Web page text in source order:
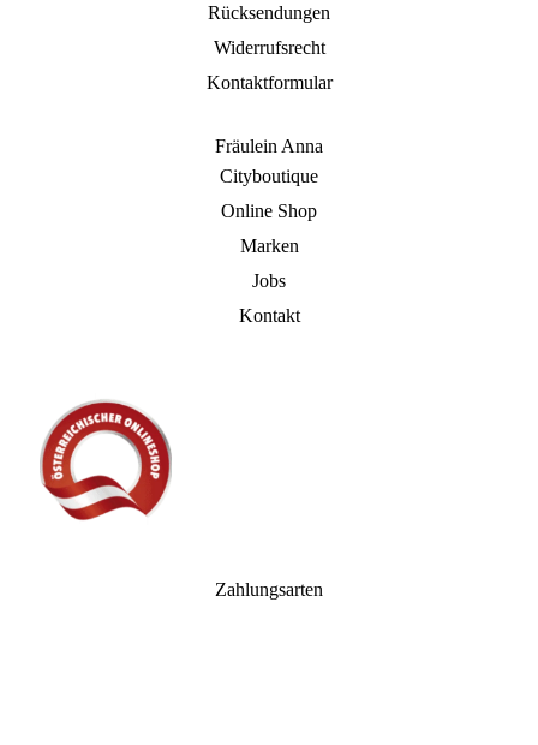
Rücksendungen
Widerrufsrecht
Kontaktformular
Fräulein Anna
Cityboutique
Online Shop
Marken
Jobs
Kontakt
Zahlungsarten